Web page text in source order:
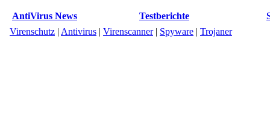
AntiVirus News Testberichte
Virenschutz | Antivirus | Virenscanner| Spyware | Trojaner